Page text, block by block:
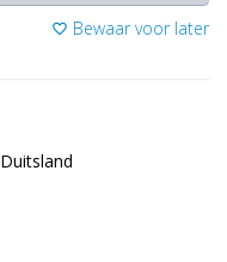
favorite_border Bewaar voor later
Duitsland